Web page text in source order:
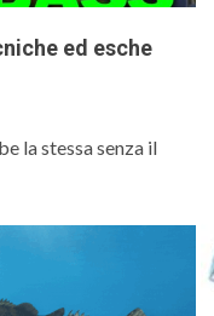
ed esche
la stessa senza il